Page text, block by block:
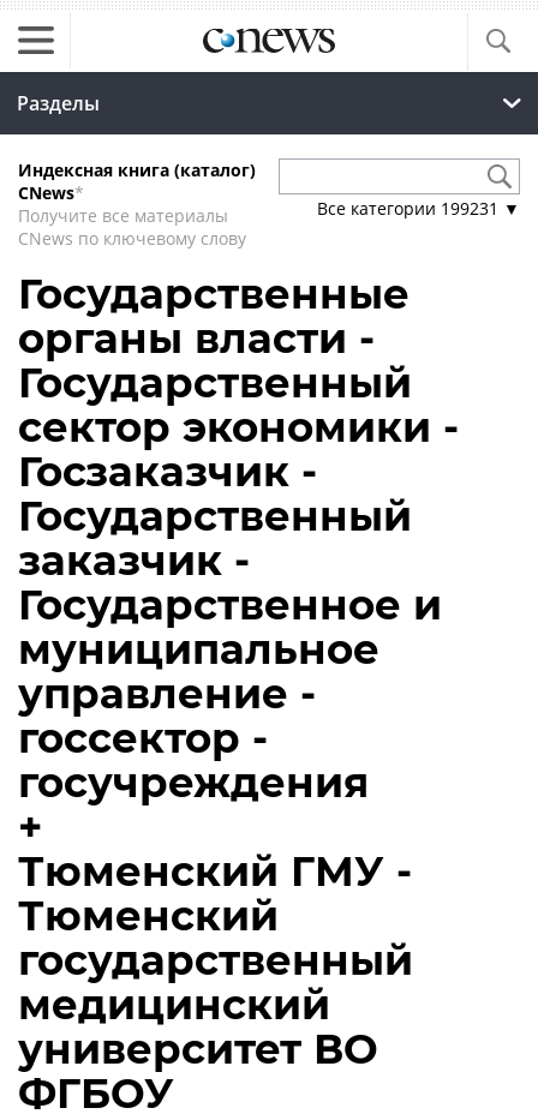
Разделы
Индексная книга (каталог)
CNews*
Получите все материалы
CNews по ключевому слову
Все категории 199231 ▼
Государственные
органы власти -
Государственный
сектор экономики -
Госзаказчик -
Государственный
заказчик -
Государственное и
муниципальное
управление -
госсектор -
госучреждения
+
Тюменский ГМУ -
Тюменский
государственный
медицинский
университет ВО
ФГБОУ